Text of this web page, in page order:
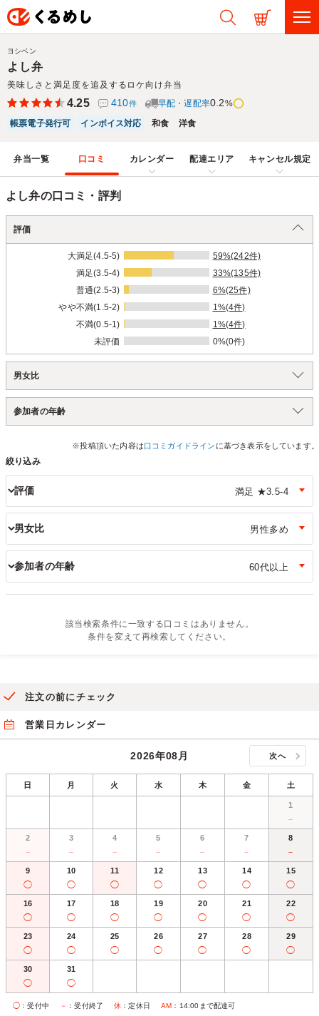
よし弁
美味しさと満足度を追及するロケ向け弁当
ヨシベン
4.25 410件 早配・遅配率0.2%
帳票電子発行可
インボイス対応 和食 洋食
弁当一覧 口コミ カレンダー 配達エリア キャンセル規定
よし弁の口コミ・評判
評価
大満足(4.5-5)
59%(242件)
満足(3.5-4)
33%(135件)
普通(2.5-3)
6%(25件)
やや不満(1.5-2)
1%(4件)
不満(0.5-1)
1%(4件)
未評価
0%(0件)
男女比
参加者の年齢
※投稿頂いた内容は口コミガイドライン に基づき表示をしています。
絞り込み
評価
男女比
参加者の年齢
該当検索条件に一致する口コミはありません。
条件を変えて再検索してください。
注文の前にチェック
営業日カレンダー
2026年08月 次へ
日 月 火 水 木 金 土
1
－
2
－
3
－
4
－
5
－
6
－
7
－
8
－
9
◯
10
◯
11
◯
12
◯
13
◯
14
◯
15
◯
16
◯
17
◯
18
◯
19
◯
20
◯
21
◯
22
◯
23
◯
24
◯
25
◯
26
◯
27
◯
28
◯
29
◯
30
◯
31
◯
◯ ：受付中 － ：受付終了 休 ：定休日 AM ：14:00まで配達可